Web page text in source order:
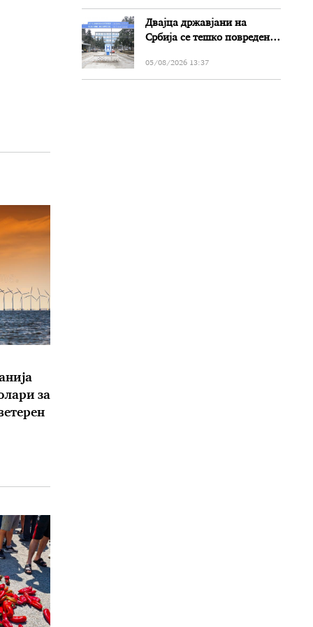
за
Двајца државјани на
Србија се тешко повредени
Прилеп-Битола
05/08/2026 13:37